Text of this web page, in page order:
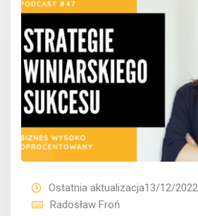
Ostatnia aktualizacja13/12/2022
Radosław Froń